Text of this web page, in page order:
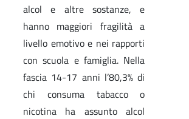
alcol e altre sostanze, e
hanno maggiori fragilità a
livello emotivo e nei rapporti
con scuola e famiglia. Nella
fascia 14-17 anni l’80,3% di
chi consuma tabacco o
nicotina ha assunto alcol